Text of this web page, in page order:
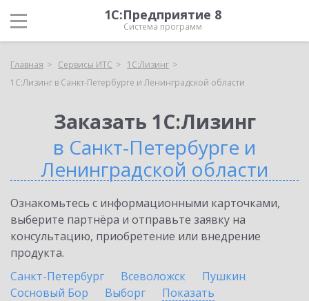
1С:Предприятие 8
Система программ
Главная Сервисы ИТС
1С:Лизинг
1С:Лизинг в Санкт-Петербурге и Ленинградской области
Заказать 1С:Лизинг
в Санкт-Петербурге и
Ленинградской области
Ознакомьтесь с информационными карточками,
выберите партнёра и отправьте заявку на
консультацию, приобретение или внедрение
продукта.
Санкт-Петербург
Всеволожск
Пушкин
Сосновый Бор
Выборг
Показать